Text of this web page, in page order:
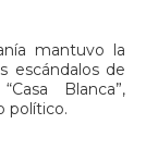
mantuvo la
escándalos de
Blanca”,
político.